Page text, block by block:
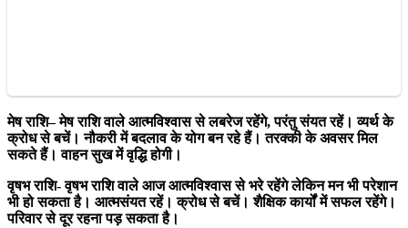
मेष राशि– मेष राशि वाले आत्मविश्वास से लबरेज रहेंगे, परंतु संयत रहें। व्यर्थ के
क्रोध से बचें। नौकरी में बदलाव के योग बन रहे हैं। तरक्की के अवसर मिल
सकते हैं। वाहन सुख में वृद्धि होगी।
वृषभ राशि-वृषभ राशि वाले आज आत्मविश्वास से भरे रहेंगे लेकिन मन भी परेशान
भी हो सकता है। आत्मसंयत रहें। क्रोध से बचें। शैक्षिक कार्यों में सफल रहेंगे।
परिवार से दूर रहना पड़ सकता है।